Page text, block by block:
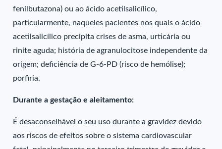
fenilbutazona) ou ao ácido acetilsalicílico,
particularmente, naqueles pacientes nos quais o ácido
acetilsalicílico precipita crises de asma, urticária ou
rinite aguda; história de agranulocitose independente da
origem; deficiência de G-6-PD (risco de hemólise);
porfiria.
Durante a gestação e aleitamento:
É desaconselhável o seu uso durante a gravidez devido
aos riscos de efeitos sobre o sistema cardiovascular